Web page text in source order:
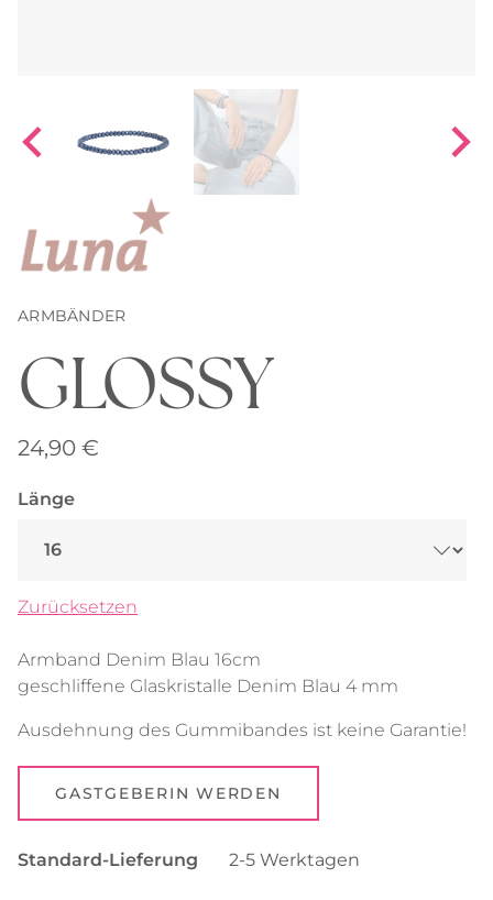
ARMBÄNDER
GLOSSY
24,90 €
Länge
Zurücksetzen
Armband Denim Blau 16cm
geschliffene Glaskristalle Denim Blau 4 mm
Ausdehnung des Gummibandes ist keine Garantie!
GASTGEBERIN WERDEN
Standard-Lieferung 2-5 Werktagen